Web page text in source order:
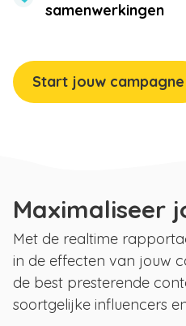
samenwerkingen
Start jouw campagne
Maximaliseer
Met de realtime
in de effecten van jouw
de best presterende
soortgelijke influencers